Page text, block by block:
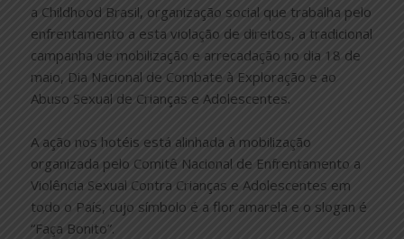
a Childhood Brasil, organização social que trabalha pelo
enfrentamento a esta violação de direitos, a tradicional
campanha de mobilização e arrecadação no dia 18 de
maio, Dia Nacional de Combate à Exploração e ao
Abuso Sexual de Crianças e Adolescentes.
A ação nos hotéis está alinhada à mobilização
organizada pelo Comitê Nacional de Enfrentamento a
Violência Sexual Contra Crianças e Adolescentes em
todo o País, cujo símbolo é a flor amarela e o slogan é
“Faça Bonito”.